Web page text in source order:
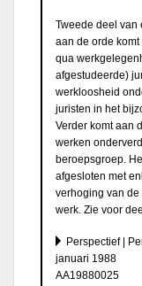
Tweede deel van
aan de orde
qua
afgestudeerde)
werkloosheid
juristen in het
Verder komt aan
werken
beroepsgroep.
afgesloten met
verhoging van
werk. Zie voor
Perspectief |
januari 1988
AA19880025